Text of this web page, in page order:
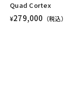
Quad Cortex
¥279,000 （税込）